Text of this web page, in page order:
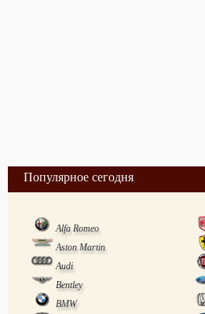
Популярное сегодня
Alfa Romeo
Aston Martin
Audi
Bentley
BMW